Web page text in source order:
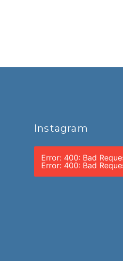
Instagram
Error: 400: Bad
Error: 400: Bad